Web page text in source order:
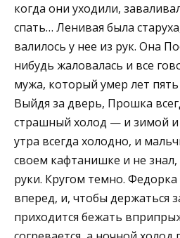
когда они уходили,
спать… Ленивая была
валилось у нее из рук. Она
нибудь жаловалась и все
мужа, который умер лет
Выйдя за дверь, Прошка
страшный холод — и зимой и
утра всегда холодно, и
своем кафтанишке и не знал,
руки. Кругом темно.
вперед, и, чтобы держаться
приходится бежать